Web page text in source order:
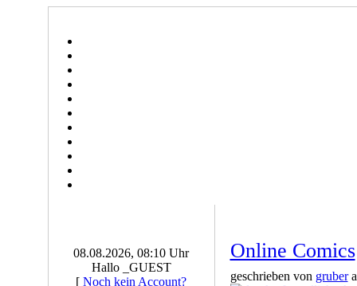
08.08.2026, 08:10 Uhr
Hallo _GUEST
[ Noch kein Account?
Online Comics
geschrieben von gruber